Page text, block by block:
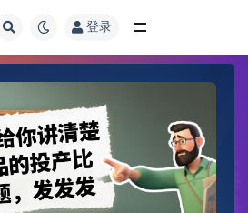
登录